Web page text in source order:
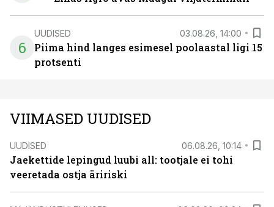
6
UUDISED 03.08.26, 14:00
Piima hind langes esimesel poolaastal ligi 15
protsenti
VIIMASED UUDISED
UUDISED 06.08.26, 10:14
Jaekettide lepingud luubi all: tootjale ei tohi
veeretada ostja äririski